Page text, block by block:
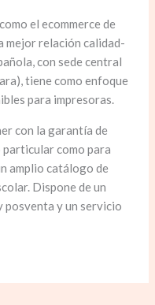
el ecommerce de
mejor relación calidad-
con sede central
tiene como enfoque
para impresoras.
con la garantía de
como para
amplio catálogo de
Dispone de un
posventa y un servicio